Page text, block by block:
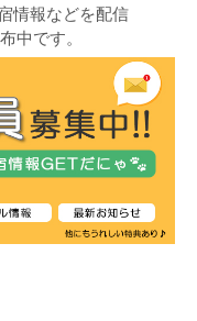
情報などを配信
中です。